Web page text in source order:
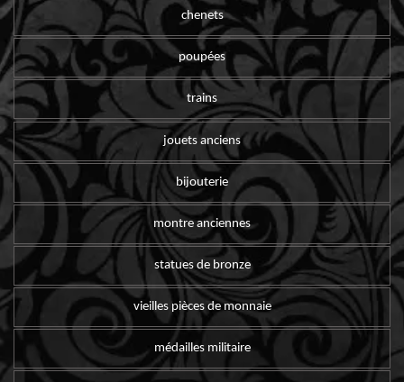
chenets
poupées
trains
jouets anciens
bijouterie
montre anciennes
statues de bronze
vieilles pièces de monnaie
médailles militaire